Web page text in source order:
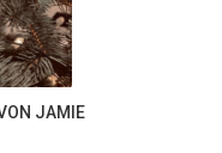
JAMIE